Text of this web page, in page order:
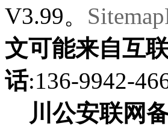
V3.99。 Sitemap
文可能来自互
话:136-9942-
川公安联网